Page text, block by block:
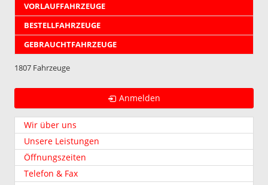
VORLAUFFAHRZEUGE
BESTELLFAHRZEUGE
GEBRAUCHTFAHRZEUGE
1807 Fahrzeuge
Anmelden
Wir über uns
Unsere Leistungen
Öffnungszeiten
Telefon & Fax